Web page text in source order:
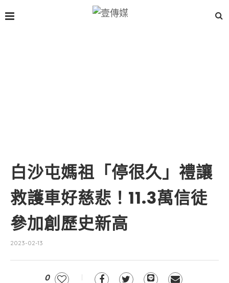
白沙屯媽祖「停很久」禮讓
救護車好慈悲！11.3萬信徒
參加創歷史新高
2023-02-13
0